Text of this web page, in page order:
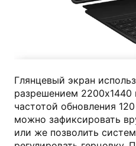
Глянцевый экран
разрешением 2200х1440
частотой обновления
можно зафиксировать
или же позволить